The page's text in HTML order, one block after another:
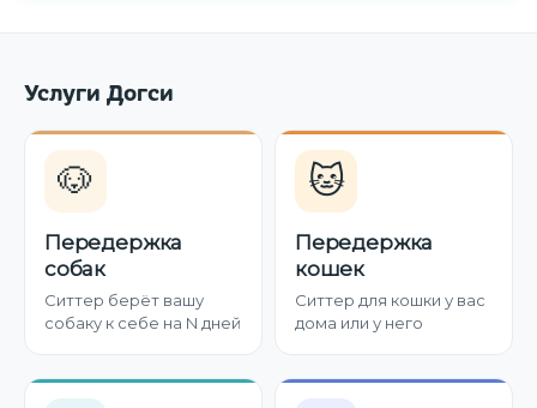
Услуги Догси
🐶
Передержка
собак
Ситтер берёт вашу
собаку к себе на N дней
🐱
Передержка
кошек
Ситтер для кошки у вас
дома или у него